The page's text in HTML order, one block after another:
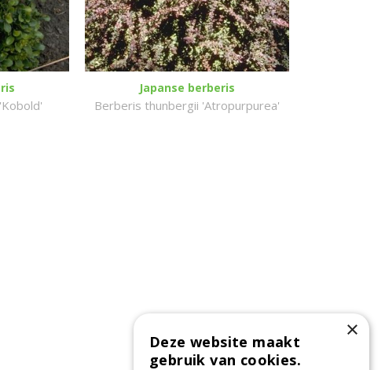
Japanse berberis
Berberis thunbergii 'Atropurpurea'
×
Deze website maakt
gebruik van cookies.